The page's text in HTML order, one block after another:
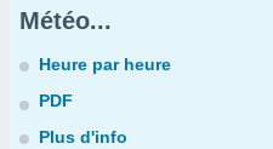
Météo...
Heure par heure
PDF
Plus d'info